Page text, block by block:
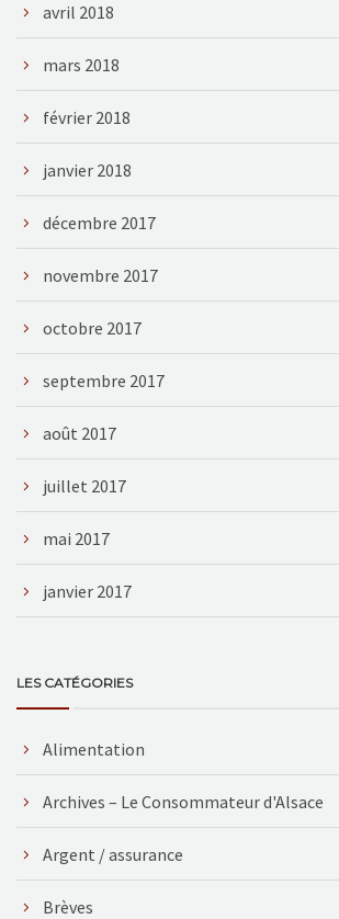
avril 2018
mars 2018
février 2018
janvier 2018
décembre 2017
novembre 2017
octobre 2017
septembre 2017
août 2017
juillet 2017
mai 2017
janvier 2017
LES CATÉGORIES
Alimentation
Archives – Le Consommateur d'Alsace
Argent / assurance
Brèves